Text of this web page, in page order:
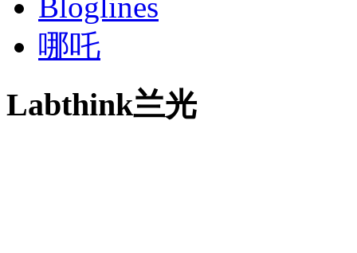
哪吒
Labthink兰光